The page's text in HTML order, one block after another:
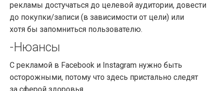
рекламы достучаться до целевой аудитории, довести
до покупки/записи (в зависимости от цели) или
хотя бы запомниться пользователю.
-Нюансы
С рекламой в Facebook и Instagram нужно быть
осторожными, потому что здесь пристально следят